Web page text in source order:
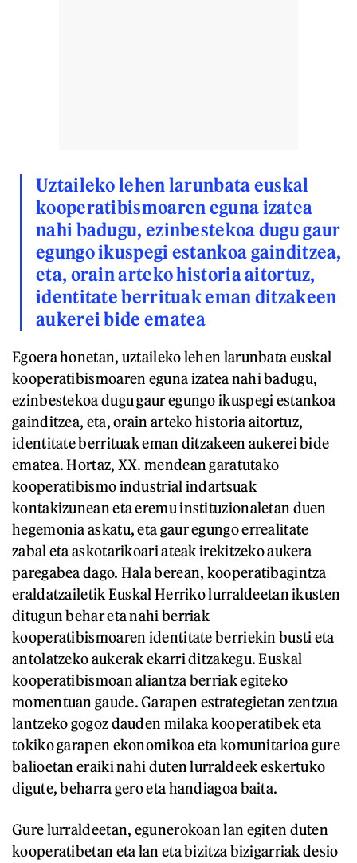
Uztaileko lehen larunbata euskal
kooperatibismoaren eguna izatea
nahi badugu, ezinbestekoa dugu gaur
egungo ikuspegi estankoa gainditzea,
eta, orain arteko historia aitortuz,
identitate berrituak eman ditzakeen
aukerei bide ematea
Egoera honetan, uztaileko lehen larunbata euskal
kooperatibismoaren eguna izatea nahi badugu,
ezinbestekoa dugu gaur egungo ikuspegi estankoa
gainditzea, eta, orain arteko historia aitortuz,
identitate berrituak eman ditzakeen aukerei bide
ematea. Hortaz, XX. mendean garatutako
kooperatibismo industrial indartsuak
kontakizunean eta eremu instituzionaletan duen
hegemonia askatu, eta gaur egungo errealitate
zabal eta askotarikoari ateak irekitzeko aukera
paregabea dago. Hala berean, kooperatibagintza
eraldatzailetik Euskal Herriko lurraldeetan ikusten
ditugun behar eta nahi berriak
kooperatibismoaren identitate berriekin busti eta
antolatzeko aukerak ekarri ditzakegu. Euskal
kooperatibismoan aliantza berriak egiteko
momentuan gaude. Garapen estrategietan zentzua
lantzeko gogoz dauden milaka kooperatibek eta
tokiko garapen ekonomikoa eta komunitarioa gure
balioetan eraiki nahi duten lurraldeek eskertuko
digute, beharra gero eta handiagoa baita.
Gure lurraldeetan, egunerokoan lan egiten duten
kooperatibetan eta lan eta bizitza bizigarriak desio